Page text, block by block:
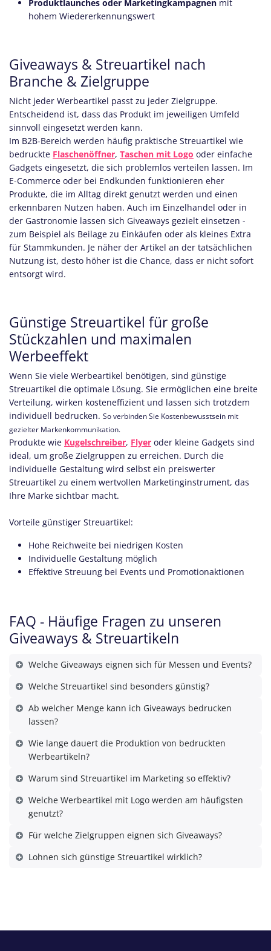
Produktlaunches oder Marketingkampagnen mit
hohem Wiedererkennungswert
Giveaways & Streuartikel nach
Branche & Zielgruppe
Nicht jeder Werbeartikel passt zu jeder Zielgruppe.
Entscheidend ist, dass das Produkt im jeweiligen Umfeld
sinnvoll eingesetzt werden kann.
Im B2B-Bereich werden häufig praktische Streuartikel wie
bedruckte Flaschenöffner, Taschen mit Logo oder einfache
Gadgets eingesetzt, die sich problemlos verteilen lassen. Im
E-Commerce oder bei Endkunden funktionieren eher
Produkte, die im Alltag direkt genutzt werden und einen
erkennbaren Nutzen haben. Auch im Einzelhandel oder in
der Gastronomie lassen sich Giveaways gezielt einsetzen -
zum Beispiel als Beilage zu Einkäufen oder als kleines Extra
für Stammkunden. Je näher der Artikel an der tatsächlichen
Nutzung ist, desto höher ist die Chance, dass er nicht sofort
entsorgt wird.
Günstige Streuartikel für große
Stückzahlen und maximalen
Werbeeffekt
Wenn Sie viele Werbeartikel benötigen, sind günstige
Streuartikel die optimale Lösung. Sie ermöglichen eine breite
Verteilung, wirken kosteneffizient und lassen sich trotzdem
individuell bedrucken. So verbinden Sie Kostenbewusstsein mit
gezielter Markenkommunikation.
Produkte wie Kugelschreiber, Flyer oder kleine Gadgets sind
ideal, um große Zielgruppen zu erreichen. Durch die
individuelle Gestaltung wird selbst ein preiswerter
Streuartikel zu einem wertvollen Marketinginstrument, das
Ihre Marke sichtbar macht.
Vorteile günstiger Streuartikel:
Hohe Reichweite bei niedrigen Kosten
Individuelle Gestaltung möglich
Effektive Streuung bei Events und Promotionaktionen
FAQ - Häufige Fragen zu unseren
Giveaways & Streuartikeln
Welche Giveaways eignen sich für Messen und Events?
Welche Streuartikel sind besonders günstig?
Ab welcher Menge kann ich Giveaways bedrucken
lassen?
Wie lange dauert die Produktion von bedruckten
Werbeartikeln?
Warum sind Streuartikel im Marketing so effektiv?
Welche Werbeartikel mit Logo werden am häufigsten
genutzt?
Für welche Zielgruppen eignen sich Giveaways?
Lohnen sich günstige Streuartikel wirklich?